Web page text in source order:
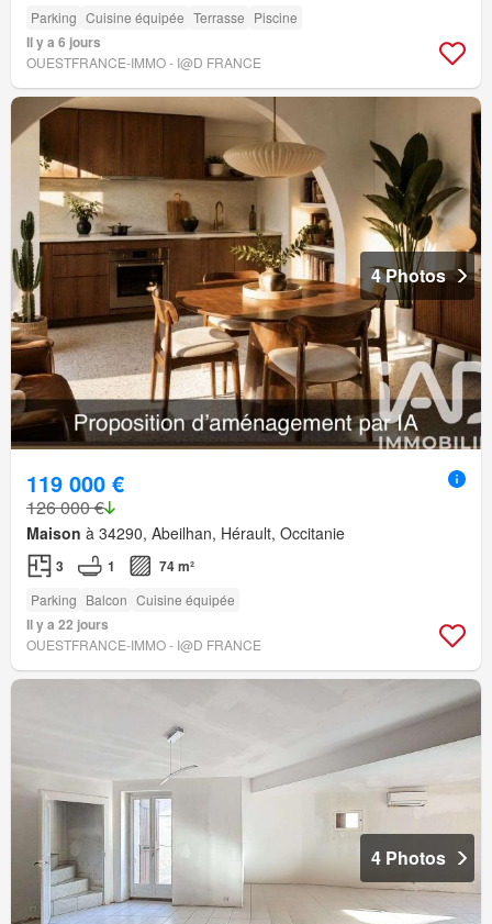
Parking Cuisine équipée Terrasse Piscine
Il y a 6 jours
OUESTFRANCE-IMMO - I@D FRANCE
4 Photos
119 000 €
126 000 €
Maison à 34290, Abeilhan, Hérault, Occitanie
3 1 74 m²
Parking Balcon Cuisine équipée
Il y a 22 jours
OUESTFRANCE-IMMO - I@D FRANCE
4 Photos